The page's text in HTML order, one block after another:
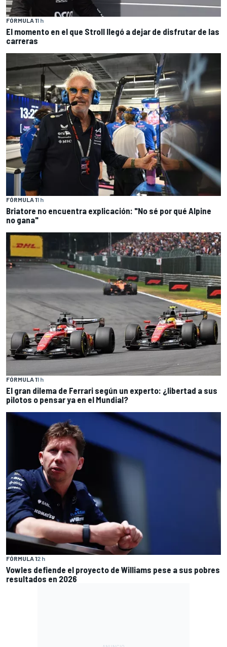
FÓRMULA 11 h
El momento en el que Stroll llegó a dejar de disfrutar de las
carreras
FÓRMULA 11 h
Briatore no encuentra explicación: "No sé por qué Alpine
no gana"
FÓRMULA 11 h
El gran dilema de Ferrari según un experto: ¿libertad a sus
pilotos o pensar ya en el Mundial?
FÓRMULA 12 h
Vowles defiende el proyecto de Williams pese a sus pobres
resultados en 2026